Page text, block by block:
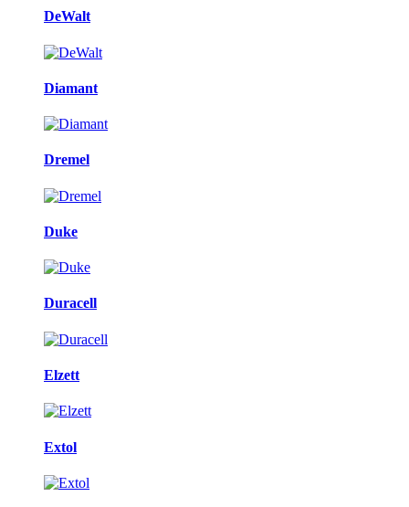
DeWalt
Diamant
Dremel
Duke
Duracell
Elzett
Extol